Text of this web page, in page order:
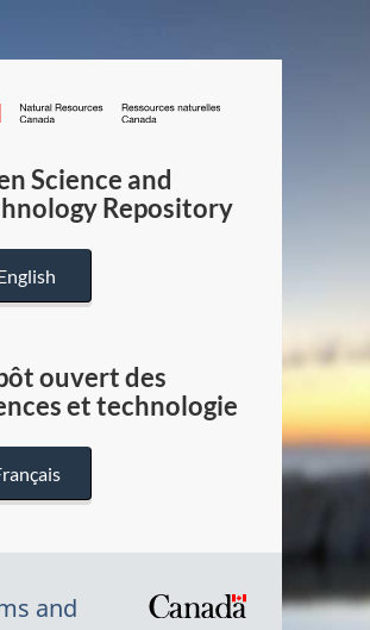
/
Canada
Science and
Repository
ouvert des
et technologie
and